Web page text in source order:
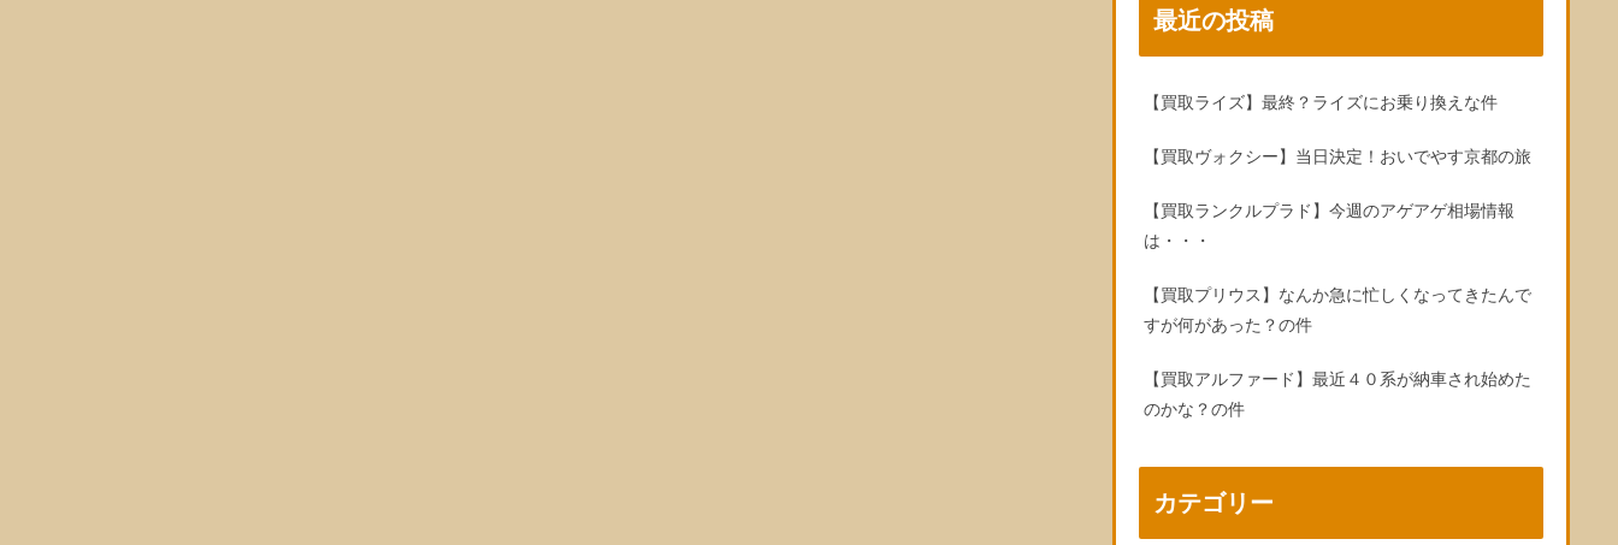
最近の投稿
【買取ライズ】最終？ライズにお乗り換えな件
【買取ヴォクシー】当日決定！おいでやす京都の旅
【買取ランクルプラド】今週のアゲアゲ相場情報
は・・・
【買取プリウス】なんか急に忙しくなってきたんで
すが何があった？の件
【買取アルファード】最近４０系が納車され始めた
のかな？の件
カテゴリー